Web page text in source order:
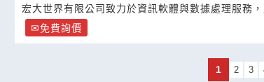
宏大世界有限公司致力於資訊軟體與數據處理服務
免費詢價
1 2 3